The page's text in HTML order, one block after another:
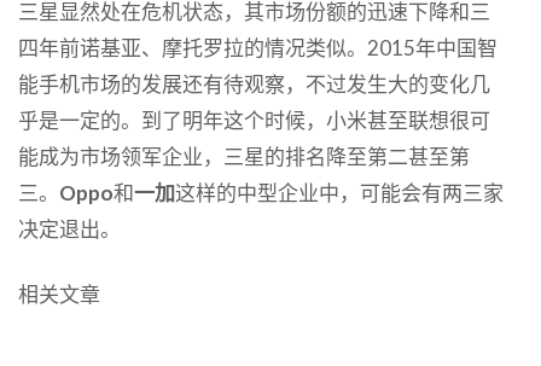
三星显然处在危机状态，其市场份额的迅速下降和三
四年前诺基亚、摩托罗拉的情况类似。2015年中国智
能手机市场的发展还有待观察，不过发生大的变化几
乎是一定的。到了明年这个时候，小米甚至联想很可
能成为市场领军企业，三星的排名降至第二甚至第
三。 Oppo和一加这样的中型企业中，可能会有两三家
决定退出。
相关文章